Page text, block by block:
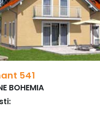
541
BOHEMIA